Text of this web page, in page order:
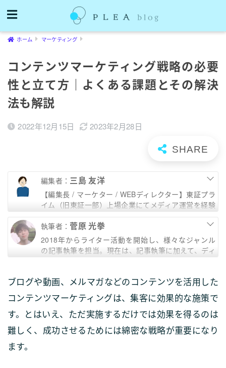
ホーム マーケティング
コンテンツマーケティング戦略の必要
性と立て方｜よくある課題とその解決
法も解説
2022年12月15日 2023年2月28日
編集者： 三島 友洋
【編集長 / マーケター / WEBディレクター】東証プラ
イム（旧東証一部）上場企業にてメディア運営を経験
立。中小企業のサイト制作における内部SEO対策やコ
ンテンツ設計、メディアのSEOライティングを通じて
SEO施策に携わる。2021年〜株式会社プレアに入
執筆者： 菅原 光拳
2018年からライター活動を開始し、様々なジャンル
の記事執筆を担当。現在は、記事執筆に加えて、ディ
ブログや動画、メルマガなどのコンテンツを活用した
コンテンツマーケティングは、集客に効果的な施策で
す。とはいえ、ただ実施するだけでは効果を得るのは
難しく、成功させるためには綿密な戦略が重要になり
ます。